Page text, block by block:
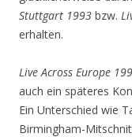
Stuttgart 1993 bzw.
erhalten.
Live Across Europe
auch ein späteres
Ein Unterschied wie
Birmingham-